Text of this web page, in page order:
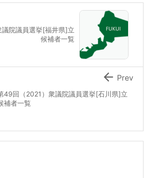
院議員選挙[福井県]立
候補者一覧
49回（2021）衆議院議員選挙[石川県]立
補者一覧
 Prev